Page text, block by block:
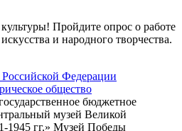
Пройдите опрос о работе
и народного творчества.
бюджетное
музей Великой
1945 гг.» Музей Победы